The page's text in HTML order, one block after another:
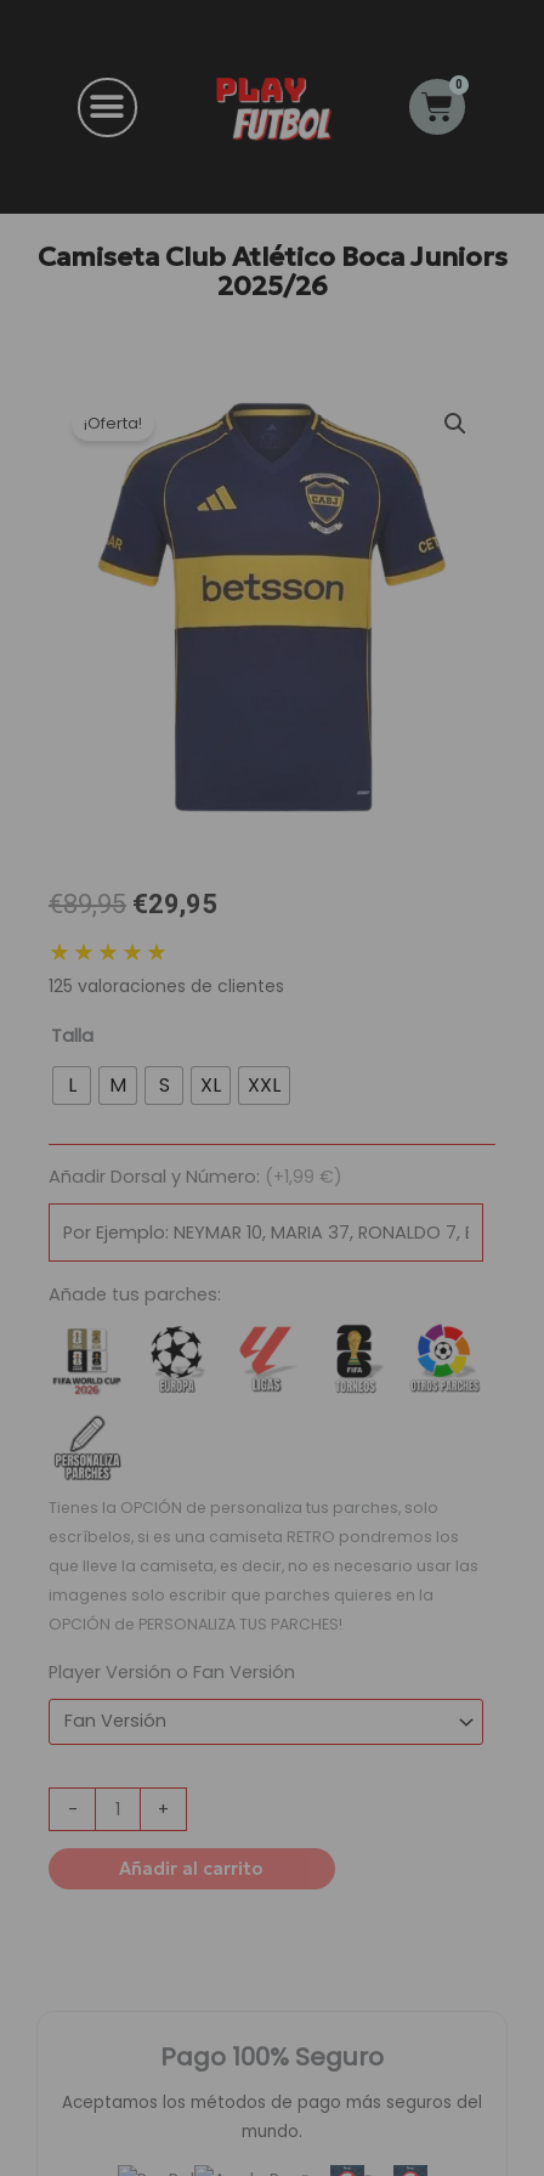
0
Carrito
Camiseta Club Atlético Boca Juniors
2025/26
¡Oferta!
€89,95 El
original
era:
€29,95
es:
★★★★★
125 valoraciones de clientes
Talla
L M S XL XXL
Añadir Dorsal y Número: (+1,99 €)
Añade tus parches:
Tienes la OPCIÓN de personaliza tus parches, solo
escríbelos, si es una camiseta RETRO pondremos los
que lleve la camiseta, es decir, no es necesario usar las
imagenes solo escribir que parches quieres en la
OPCIÓN de PERSONALIZA TUS PARCHES!
Player Versión o Fan Versión
-
Camiseta
Club
Atlético
Juniors
2025/26
cantidad
+
Añadir al carrito
Pago 100% Seguro
Aceptamos los métodos de pago más seguros del
mundo.